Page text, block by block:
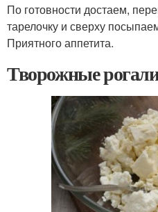
По готовности достаем,
тарелочку и сверху
Приятного аппетита.
Творожные